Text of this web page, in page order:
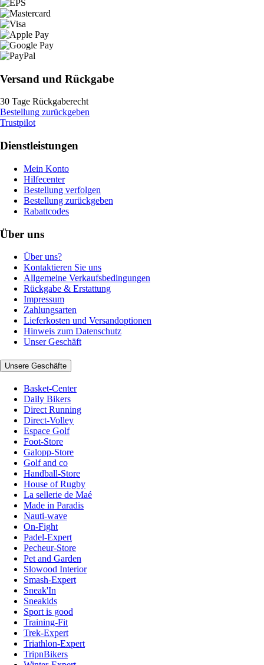
Versand und Rückgabe
30 Tage Rückgaberecht
Bestellung zurückgeben
Trustpilot
Dienstleistungen
Mein Konto
Hilfecenter
Bestellung verfolgen
Bestellung zurückgeben
Rabattcodes
Über uns
Über uns?
Kontaktieren Sie uns
Allgemeine Verkaufsbedingungen
Rückgabe & Erstattung
Impressum
Zahlungsarten
Lieferkosten und Versandoptionen
Hinweis zum Datenschutz
Unser Geschäft
Unsere Geschäfte
Basket-Center
Daily Bikers
Direct Running
Direct-Volley
Espace Golf
Foot-Store
Galopp-Store
Golf and co
Handball-Store
House of Rugby
La sellerie de Maé
Made in Paradis
Nauti-wave
On-Fight
Padel-Expert
Pecheur-Store
Pet and Garden
Slowood Interior
Smash-Expert
Sneak'In
Sneakids
Sport is good
Training-Fit
Trek-Expert
Triathlon-Expert
TripnBikers